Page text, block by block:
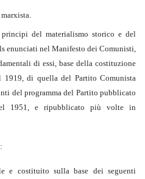
del materialismo storico e del
enunciati nel Manifesto dei Comunisti,
di essi, base della costituzione
1919, di quella del Partito Comunista
del programma del Partito pubblicato
1951, e ripubblicato più volte in
e costituito sulla base dei seguenti